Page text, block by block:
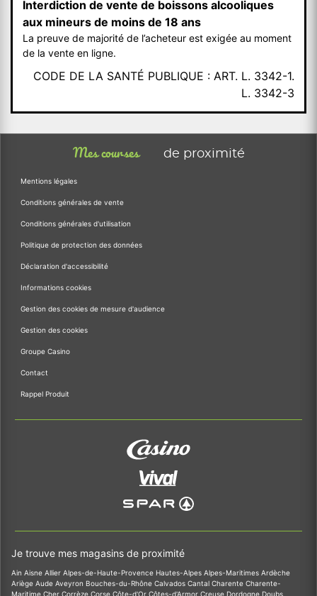
Interdiction de vente de boissons alcooliques
aux mineurs de moins de 18 ans
La preuve de majorité de l’acheteur est exigée au moment
de la vente en ligne.
CODE DE LA SANTÉ PUBLIQUE : ART. L. 3342-1.
L. 3342-3
Mes courses de proximité
Mentions légales
Conditions générales de vente
Conditions générales d'utilisation
Politique de protection des données
Déclaration d'accessibilité
Informations cookies
Gestion des cookies de mesure d'audience
Gestion des cookies
Groupe Casino
Contact
Rappel Produit
Je trouve mes magasins de proximité
Ain Aisne Allier Alpes-de-Haute-Provence Hautes-Alpes Alpes-Maritimes Ardèche
Ariège Aude Aveyron Bouches-du-Rhône Calvados Cantal Charente Charente-
Maritime Cher Corrèze Corse Côte-d'Or Côtes-d'Armor Creuse Dordogne Doubs